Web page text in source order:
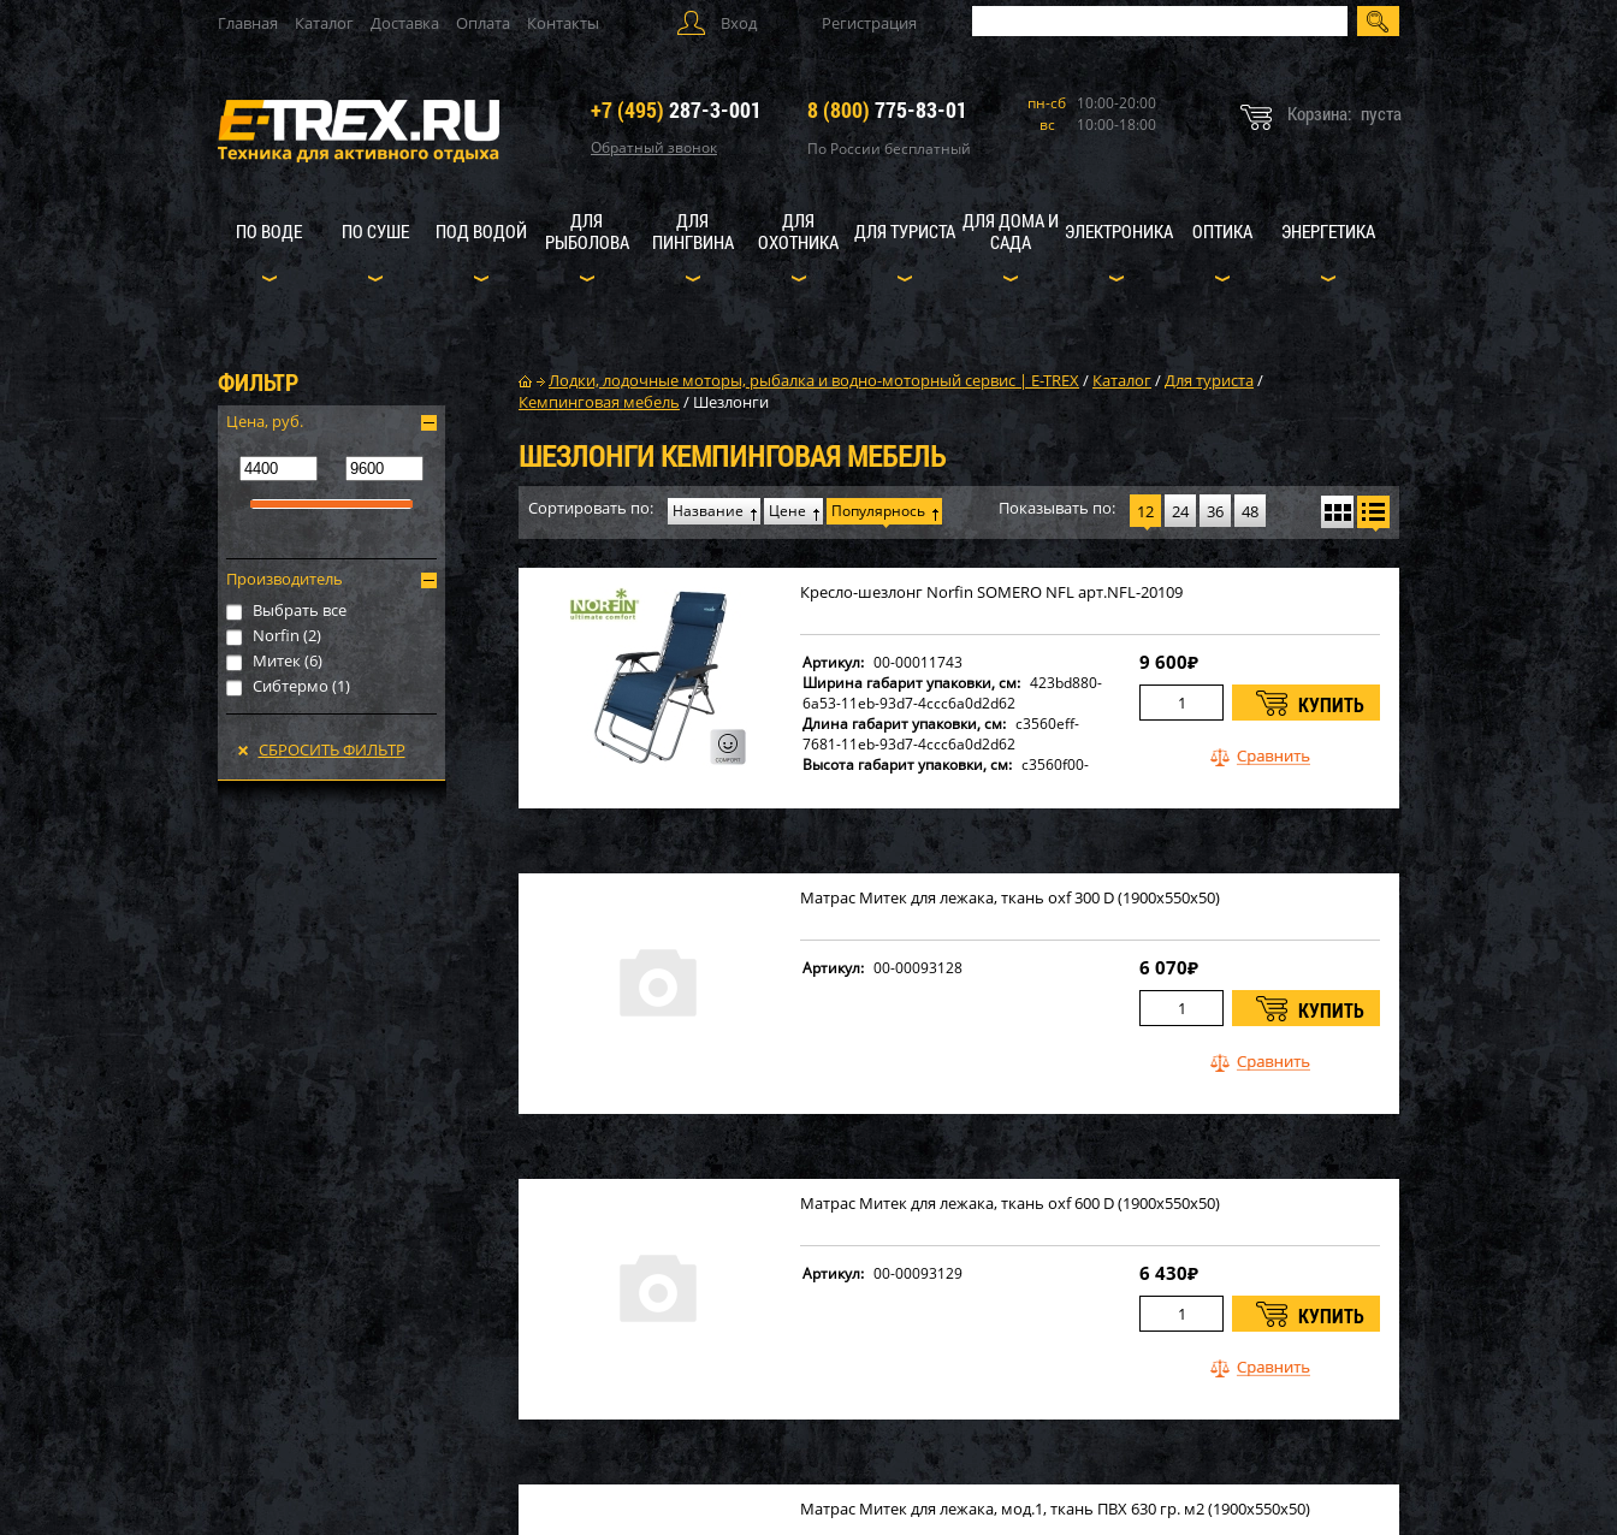
Главная Каталог Доставка Оплата Контакты Вход Регистрация
+7 (495) 287-3-001
Обратный звонок
8 (800) 775-83-01
По России бесплатный
пн-сб 10:00-20:00
вс
10:00-18:00 Корзина: пуста
ПО ВОДЕ ПО СУШЕ ПОД ВОДОЙ
ДЛЯ
РЫБОЛОВА
ДЛЯ
ПИНГВИНА
ДЛЯ
ОХОТНИКА
ДЛЯ ТУРИСТА ДЛЯ ДОМА И
САДА
ЭЛЕКТРОНИКА ОПТИКА ЭНЕРГЕТИКА
ФИЛЬТР
Цена, руб.
Производитель
Выбрать все
Norfin (2)
Митек (6)
Сибтермо (1)
СБРОСИТЬ ФИЛЬТР
Лодки, лодочные моторы, рыбалка и водно-моторный сервис | E-TREX/ Каталог/Для туриста/
Кемпинговая мебель / Шезлонги
ШЕЗЛОНГИ КЕМПИНГОВАЯ МЕБЕЛЬ
Сортировать по: Название Цене Популярнось Показывать по: 12 24 36 48
Кресло-шезлонг Norfin SOMERO NFL арт.NFL-20109
Артикул: 00-00011743
Ширина габарит упаковки, см: 423bd880-
6a53-11eb-93d7-4ccc6a0d2d62
Длина габарит упаковки, см: c3560eff-
7681-11eb-93d7-4ccc6a0d2d62
Высота габарит упаковки, см: c3560f00-
Вес брутто с упаковкой, кг: c3560f01-7681-
11eb-93d7-4ccc6a0d2d62
9 600₽
Матрас Митек для лежака, ткань oxf 300 D (1900х550х50)
Артикул: 00-00093128 6 070₽
Матрас Митек для лежака, ткань oxf 600 D (1900х550х50)
Артикул: 00-00093129 6 430₽
Матрас Митек для лежака, мод.1, ткань ПВХ 630 гр. м2 (1900х550х50)